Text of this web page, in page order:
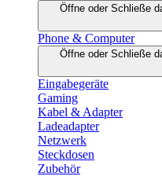
Öffne oder Schließe
Phone & Computer
Öffne oder Schließe
Eingabegeräte
Gaming
Kabel & Adapter
Ladeadapter
Netzwerk
Steckdosen
Zubehör